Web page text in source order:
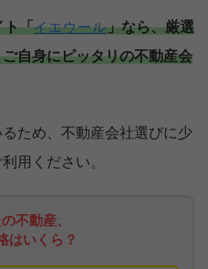
ト「イエウール」なら、厳選
自身にピッタリの不動産会
ため、不動産会社選びに少
用ください。
不動産、
はいくら？